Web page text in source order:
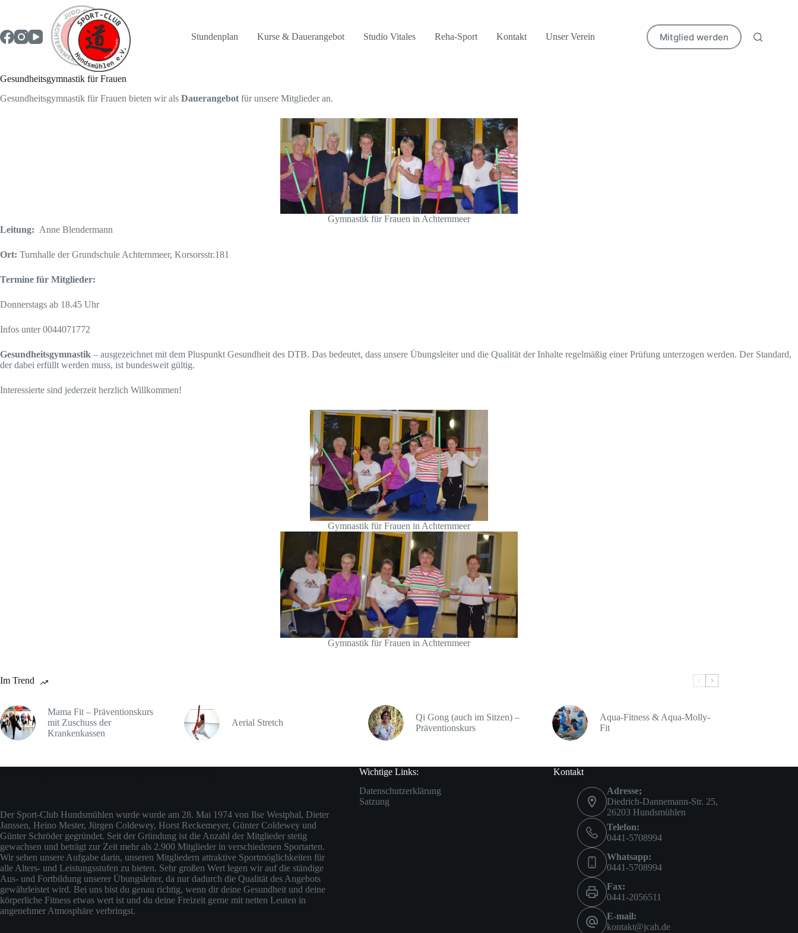
Stundenplan
Kurse & Dauerangebot Studio Vitales Reha-Sport Kontakt Unser Verein Mitglied werden
Gesundheitsgymnastik für Frauen
Gesundheitsgymnastik für Frauen bieten wir als Dauerangebot für unsere Mitglieder an.
Gymnastik für Frauen in Achternmeer
Leitung: Anne Blendermann
Ort: Turnhalle der Grundschule Achternmeer, Korsorsstr.181
Termine für Mitglieder:
Donnerstags ab 18.45 Uhr
Infos unter 0044071772
Gesundheitsgymnastik – ausgezeichnet mit dem Pluspunkt Gesundheit des DTB. Das bedeutet, dass unsere Übungsleiter und die Qualität der Inhalte regelmäßig einer Prüfung unterzogen werden. Der Standard,
der dabei erfüllt werden muss, ist bundesweit gültig.
Interessierte sind jederzeit herzlich Willkommen!
Gymnastik für Frauen in Achternmeer
Gymnastik für Frauen in Achternmeer
Im Trend
Mama Fit – Präventionskurs
mit Zuschuss der
Krankenkassen
Aerial Stretch
Qi Gong (auch im Sitzen) –
Präventionskurs
Aqua-Fitness & Aqua-Molly-
Fit
Der Sport-Club Hundsmühlen wurde wurde am 28. Mai 1974 von Ilse Westphal, Dieter
Janssen, Heino Mester, Jürgen Coldewey, Horst Reckemeyer, Günter Coldewey und
Günter Schröder gegründet. Seit der Gründung ist die Anzahl der Mitglieder stetig
gewachsen und beträgt zur Zeit mehr als 2.900 Mitglieder in verschiedenen Sportarten.
Wir sehen unsere Aufgabe darin, unseren Mitgliedern attraktive Sportmöglichkeiten für
alle Alters- und Leistungsstufen zu bieten. Sehr großen Wert legen wir auf die ständige
Aus- und Fortbildung unserer Übungsleiter, da nur dadurch die Qualität des Angebots
gewährleistet wird. Bei uns bist du genau richtig, wenn dir deine Gesundheit und deine
körperliche Fitness etwas wert ist und du deine Freizeit gerne mit netten Leuten in
angenehmer Atmosphäre verbringst.
Wichtige Links:
Datenschutzerklärung
Satzung
Kontakt
Adresse;
Diedrich-Dannemann-Str. 25,
26203 Hundsmühlen
Telefon:
0441-5708994
Whatsapp:
0441-5708994
Fax:
0441-2056511
E-mail:
kontakt@jcah.de